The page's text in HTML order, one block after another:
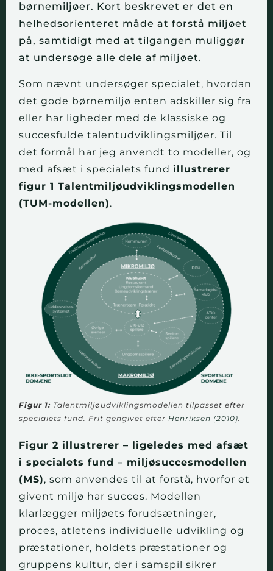
børnemiljøer. Kort beskrevet er det en
helhedsorienteret måde at forstå miljøet
på, samtidigt med at tilgangen muliggør
at undersøge alle dele af miljøet.
Som nævnt undersøger specialet, hvordan
det gode børnemiljø enten adskiller sig fra
eller har ligheder med de klassiske og
succesfulde talentudviklingsmiljøer. Til
det formål har jeg anvendt to modeller, og
med afsæt i specialets fund illustrerer
figur 1 Talentmiljøudviklingsmodellen
(TUM-modellen).
Figur 1: Talentmiljøudviklingsmodellen tilpasset efter
specialets fund. Frit gengivet efter Henriksen (2010)
Figur 2 illustrerer – ligeledes med afsæt
i specialets fund – miljøsuccesmodellen
(MS), som anvendes til at forstå, hvorfor et
givent miljø har succes. Modellen
klarlægger miljøets forudsætninger,
proces, atletens individuelle udvikling og
præstationer, holdets præstationer og
gruppens kultur, der i samspil sikrer